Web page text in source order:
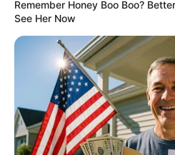
Men 45+ Are Trying This To
Remember Honey Boo Boo?
See Her Now